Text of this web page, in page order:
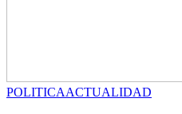
POLITICAACTUALIDAD